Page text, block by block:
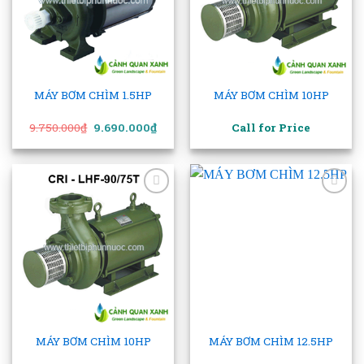
MÁY BƠM CHÌM 1.5HP
9.750.000₫ Giá
là:
9.750.000₫.
9.690.000₫Giá
hiện
tại
là:
9.690.000₫.
MÁY BƠM CHÌM 10HP
Call for Price
Add to
wishlist
MÁY BƠM CHÌM 10HP MÁY BƠM CHÌM 12.5HP